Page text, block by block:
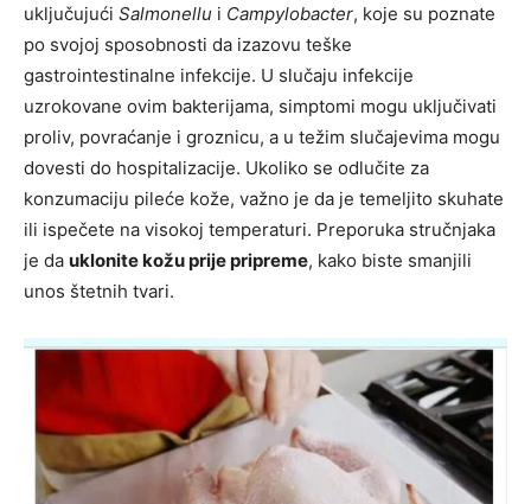
uključujući Salmonellu i Campylobacter, koje su poznate
po svojoj sposobnosti da izazovu teške
gastrointestinalne infekcije. U slučaju infekcije
uzrokovane ovim bakterijama, simptomi mogu uključivati
proliv, povraćanje i groznicu, a u težim slučajevima mogu
dovesti do hospitalizacije. Ukoliko se odlučite za
konzumaciju pileće kože, važno je da je temeljito skuhate
ili ispečete na visokoj temperaturi. Preporuka stručnjaka
je da uklonite kožu prije pripreme, kako biste smanjili
unos štetnih tvari.